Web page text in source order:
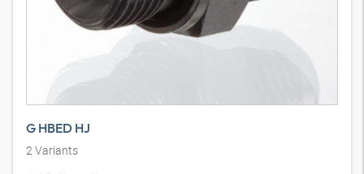
G HBED HJ
2Variants